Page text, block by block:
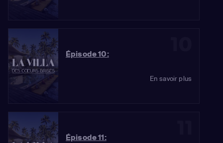
Épisode 10:
En savoir plus
Épisode 11: